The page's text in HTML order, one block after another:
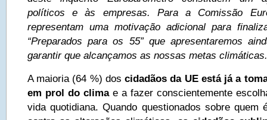
políticos e às empresas. Para a Comissão
representam uma motivação adicional para
“Preparados para os 55” que apresentaremos
garantir que alcançamos as nossas metas
A maioria (64 %) doscidadãos da UE está já a
em prol do climae a fazer conscientemente
vida quotidiana. Quando questionados sobre quem